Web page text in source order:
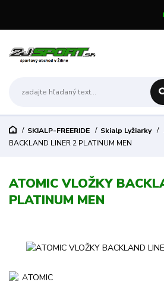
SKIALP-FREERIDE Skialp Lyžiarky
BACKLAND LINER 2 PLATINUM MEN
ATOMIC VLOŽKY
PLATINUM MEN